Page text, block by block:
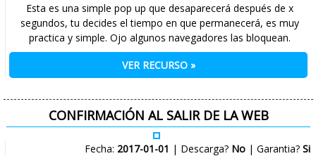
Esta es una simple pop up que desaparecerá después de x
segundos, tu decides el tiempo en que permanecerá, es muy
practica y simple. Ojo algunos navegadores las bloquean.
VER RECURSO »
CONFIRMACIÓN AL SALIR DE LA WEB
Fecha: 2017-01-01 | Descarga? No | Garantia?Si